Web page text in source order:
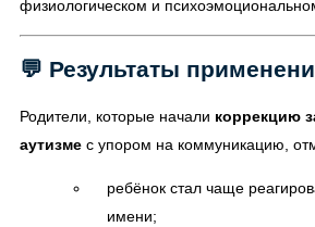
физиологическом и
💬 Результаты
Родители, которые начали коррекцию
аутизме с упором на коммуникацию,
ребёнок стал чаще
имени;